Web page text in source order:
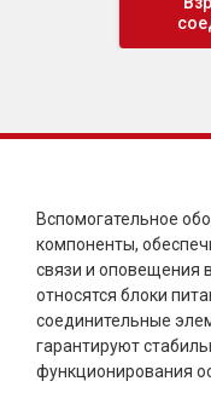
Вспомогательное
компоненты,
связи и оповещения
относятся блоки
соединительные
гарантируют
функционирования